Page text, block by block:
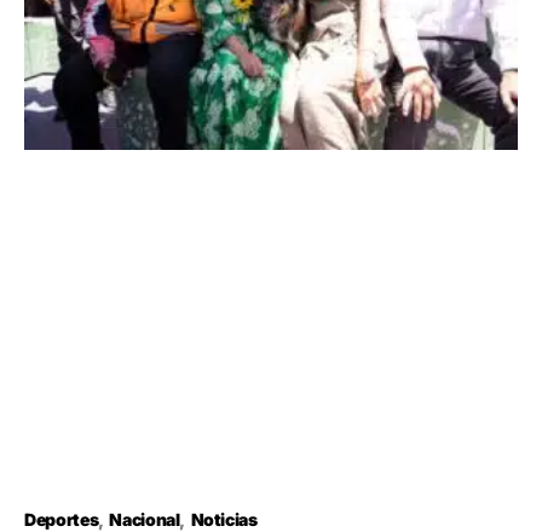
Deportes Nacional Noticias